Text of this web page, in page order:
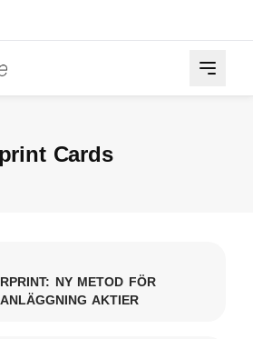
Cards
NY METOD FÖR
AKTIER